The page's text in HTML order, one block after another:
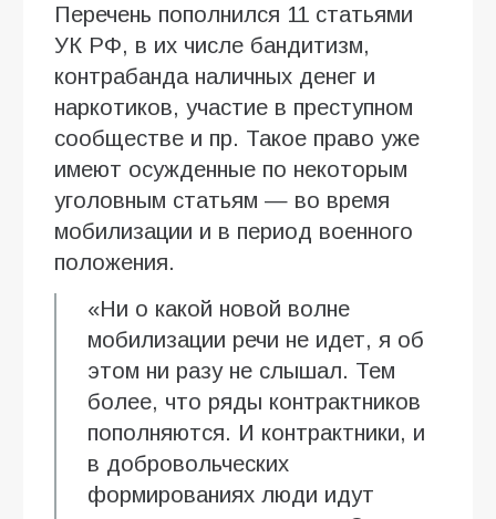
Перечень пополнился 11 статьями
УК РФ, в их числе бандитизм,
контрабанда наличных денег и
наркотиков, участие в преступном
сообществе и пр. Такое право уже
имеют осужденные по некоторым
уголовным статьям — во время
мобилизации и в период военного
положения.
«Ни о какой новой волне
мобилизации речи не идет, я об
этом ни разу не слышал. Тем
более, что ряды контрактников
пополняются. И контрактники, и
в добровольческих
формированиях люди идут